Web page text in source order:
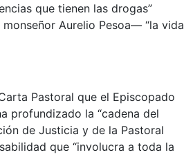
que tienen las drogas”
Aurelio Pesoa— “la vida
Pastoral que el Episcopado
profundizado la “cadena del
de Justicia y de la Pastoral
que “involucra a toda la